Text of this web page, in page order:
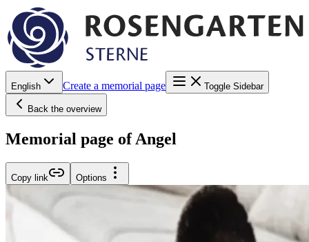
English Create a memorial page Toggle Sidebar
Back the overview
Memorial page of Angel
Copy link Options